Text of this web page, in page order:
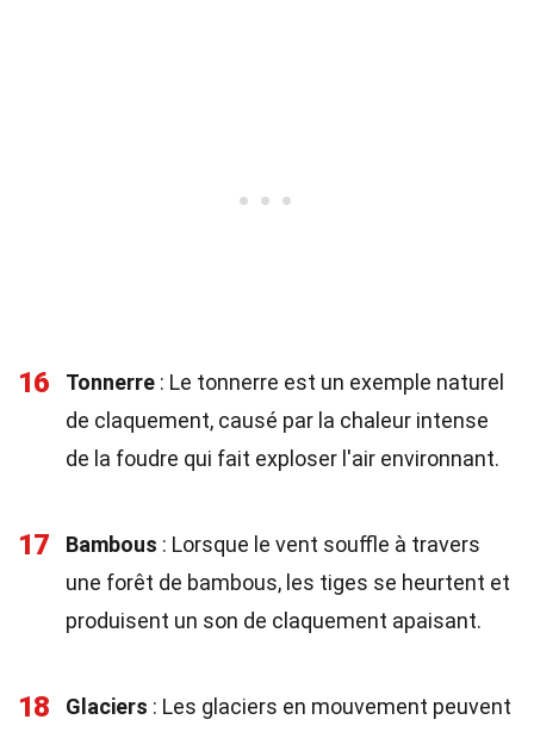
16 Tonnerre : Le tonnerre est un exemple naturel
de claquement, causé par la chaleur intense
de la foudre qui fait exploser l'air environnant.
17 Bambous : Lorsque le vent souffle à travers
une forêt de bambous, les tiges se heurtent et
produisent un son de claquement apaisant.
18 Glaciers : Les glaciers en mouvement peuvent